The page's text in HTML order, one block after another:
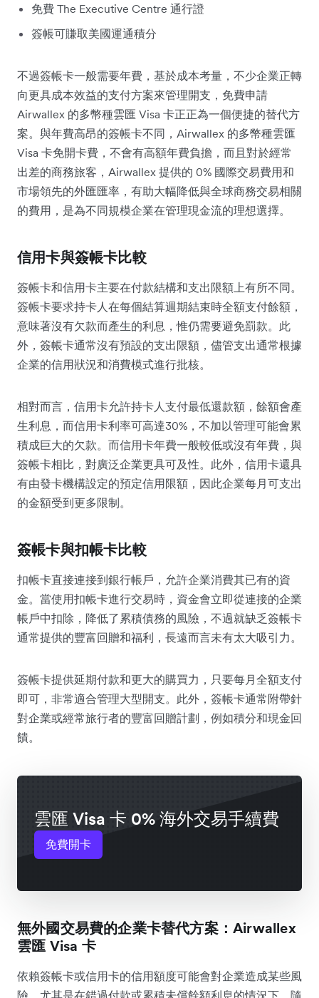
免費 The Executive Centre 通行證
簽帳可賺取美國運通積分
不過簽帳卡一般需要年費，基於成本考量，不少企業正轉
向更具成本效益的支付方案來管理開支，免費申請
Airwallex 的多幣種雲匯 Visa 卡正正為一個便捷的替代方
案。與年費高昂的簽帳卡不同，Airwallex 的多幣種雲匯
Visa 卡免開卡費，不會有高額年費負擔，而且對於經常
出差的商務旅客，Airwallex 提供的 0% 國際交易費用和
市場領先的外匯匯率，有助大幅降低與全球商務交易相關
的費用，是為不同規模企業在管理現金流的理想選擇。
信用卡與簽帳卡比較
簽帳卡和信用卡主要在付款結構和支出限額上有所不同。
簽帳卡要求持卡人在每個結算週期結束時全額支付餘額，
意味著沒有欠款而產生的利息，惟仍需要避免罰款。此
外，簽帳卡通常沒有預設的支出限額，儘管支出通常根據
企業的信用狀況和消費模式進行批核。
相對而言，信用卡允許持卡人支付最低還款額，餘額會產
生利息，而信用卡利率可高達30%，不加以管理可能會累
積成巨大的欠款。而信用卡年費一般較低或沒有年費，與
簽帳卡相比，對廣泛企業更具可及性。此外，信用卡還具
有由發卡機構設定的預定信用限額，因此企業每月可支出
的金額受到更多限制。
簽帳卡與扣帳卡比較
扣帳卡直接連接到銀行帳戶，允許企業消費其已有的資
金。當使用扣帳卡進行交易時，資金會立即從連接的企業
帳戶中扣除，降低了累積債務的風險，不過就缺乏簽帳卡
通常提供的豐富回贈和福利，長遠而言未有太大吸引力。
簽帳卡提供延期付款和更大的購買力，只要每月全額支付
即可，非常適合管理大型開支。此外，簽帳卡通常附帶針
對企業或經常旅行者的豐富回贈計劃，例如積分和現金回
饋。
雲匯 Visa 卡 0% 海外交易手續費
免費開卡
無外國交易費的企業卡替代方案：Airwallex
雲匯 Visa 卡
依賴簽帳卡或信用卡的信用額度可能會對企業造成某些風